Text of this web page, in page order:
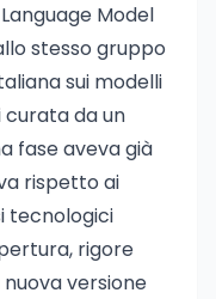
Model
stesso gruppo
sui modelli
curata da un
fase aveva già
rispetto ai
tecnologici
rigore
versione